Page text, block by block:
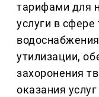
тарифами для
услуги в
утилизации,
захоронения
оказания